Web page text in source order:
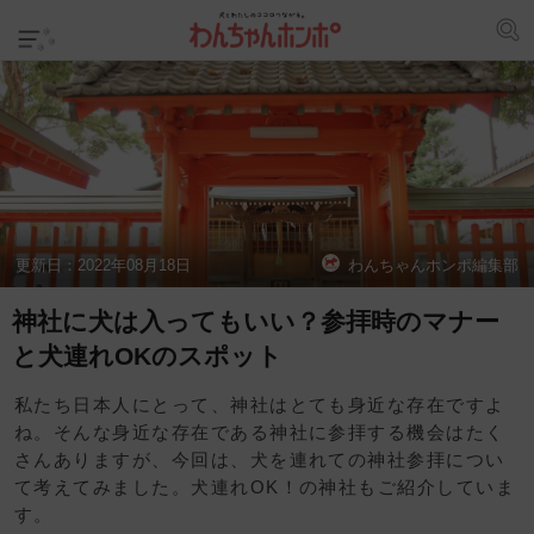
更新日： 2022年08月18日 わんちゃんホンポ編集部
神社に犬は入ってもいい？参拝時のマナー
と犬連れOKのスポット
私たち日本人にとって、神社はとても身近な存在ですよ
ね。そんな身近な存在である神社に参拝する機会はたく
さんありますが、今回は、犬を連れての神社参拝につい
て考えてみました。犬連れOK！の神社もご紹介していま
す。